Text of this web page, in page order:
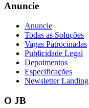
Anuncie
Anuncie
Todas as Soluções
Vagas Patrocinadas
Publicidade Legal
Depoimentos
Especificações
Newsletter Landing
O JB